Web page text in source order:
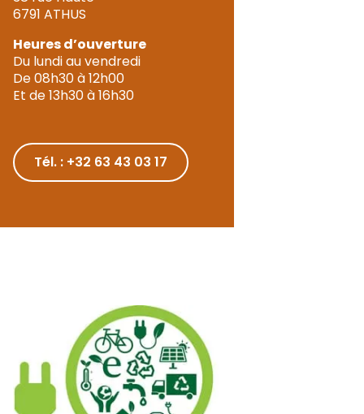
6791 ATHUS
Heures d’ouverture
Du lundi au vendredi
De 08h30 à 12h00
Et de 13h30 à 16h30
Tél. : +32 63 43 03 17